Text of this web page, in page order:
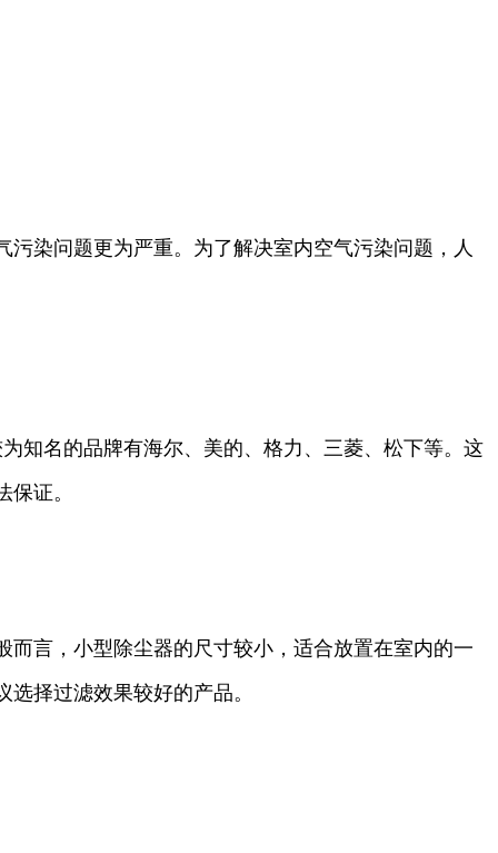
染问题更为严重。为了解决室内空气污染问题，人
知名的品牌有海尔、美的、格力、三菱、松下等。这
证。
言，小型除尘器的尺寸较小，适合放置在室内的一
择过滤效果较好的产品。